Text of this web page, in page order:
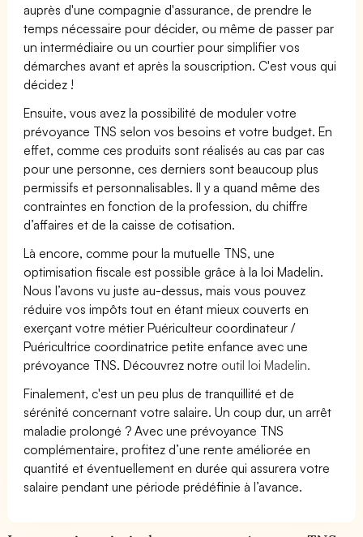
auprès d'une compagnie d'assurance, de prendre le
temps nécessaire pour décider, ou même de passer par
un intermédiaire ou un courtier pour simplifier vos
démarches avant et après la souscription. C'est vous qui
décidez !
Ensuite, vous avez la possibilité de moduler votre
prévoyance TNS selon vos besoins et votre budget. En
effet, comme ces produits sont réalisés au cas par cas
pour une personne, ces derniers sont beaucoup plus
permissifs et personnalisables. Il y a quand même des
contraintes en fonction de la profession, du chiffre
d’affaires et de la caisse de cotisation.
Là encore, comme pour la mutuelle TNS, une
optimisation fiscale est possible grâce à la loi Madelin.
Nous l’avons vu juste au-dessus, mais vous pouvez
réduire vos impôts tout en étant mieux couverts en
exerçant votre métier Puériculteur coordinateur /
Puéricultrice coordinatrice petite enfance avec une
prévoyance TNS. Découvrez notre outil loi Madelin.
Finalement, c'est un peu plus de tranquillité et de
sérénité concernant votre salaire. Un coup dur, un arrêt
maladie prolongé ? Avec une prévoyance TNS
complémentaire, profitez d’une rente améliorée en
quantité et éventuellement en durée qui assurera votre
salaire pendant une période prédéfinie à l’avance.